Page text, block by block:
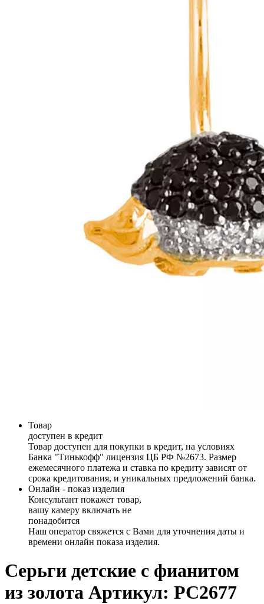
Товар
доступен в кредит
Товар доступен для покупки в кредит, на условиях
Банка "Тинькофф" лицензия ЦБ РФ №2673. Размер
ежемесячного платежа и ставка по кредиту зависят от
срока кредитования, и уникальных предложений банка.
Онлайн - показ изделия
Консультант покажет товар,
вашу камеру включать не
понадобится
Наш оператор свяжется с Вами для уточнения даты и
времени онлайн показа изделия.
Серьги детские с фианитом
из золота Артикул: РС2677